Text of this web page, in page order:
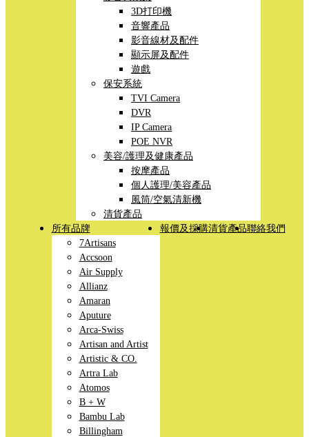
3D打印機
音響產品
影音線材及配件
顯示屏及配件
遊戲
保安系統
TVI Camera
DVR
IP Camera
POE NVR
美容/護理及健康產品
按摩產品
個人護理/美容產品
風筒/空氣清新機
清貨產品
所有品牌
7Artisans
Accsoon
Air Supply
Allianz
Amaran
Aputure
Arca-Swiss
Artisan and Artist
Artistic & CO.
Artra Lab
Atomos
B + W
Bambu Lab
Billingham
報價及採購清貨產品聯絡我們